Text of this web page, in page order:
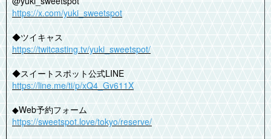
https://x.com/yuki_sweetspot
◆ツイキャス
https://twitcasting.tv/yuki_sweetspot/
◆スイートスポット公式LINE
https://line.me/ti/p/xQ4_Gv611X
◆Web予約フォーム
https://sweetspot.love/tokyo/reserve/